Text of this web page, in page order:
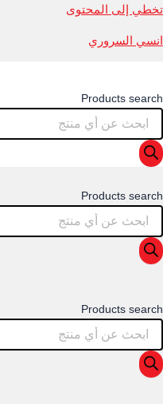
تخطي إلى المحتوى
انسي السروري
Products search
Products search
Products search